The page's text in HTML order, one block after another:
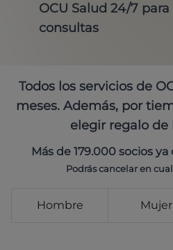
OCU Salud 24/7
consultas
Todos los servicios de
meses. Además, por
elegir regalo de
Más de 179.000 socios
Podrás cancelar en
Hombre Mujer